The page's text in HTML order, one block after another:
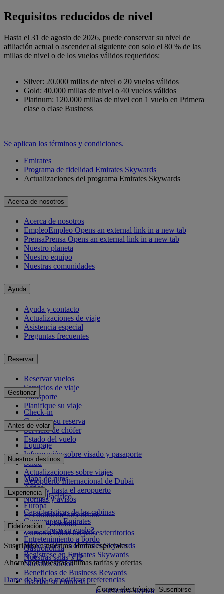
Requisitos reducidos de nivel
Hasta el 31 de agosto de 2026, puede conservar su nivel de
afiliación actual o ascender al siguiente con solo el 80 % de las
millas de nivel o de los vuelos válidos requeridos:
Silver: 20.000 millas de nivel o 20 vuelos válidos
Gold: 40.000 millas de nivel o 40 vuelos válidos
Platinum: 120.000 millas de nivel con 1 vuelo en Primera
clase o clase Business
Se aplican los términos y condiciones.
Emirates
Programa de fidelidad Emirates Skywards
Actualizaciones del programa Emirates Skywards
Acerca de nosotros
Acerca de nosotros
EmpleoEmpleo Opens an external link in a new tab
PrensaPrensa Opens an external link in a new tab
Nuestro planeta
Nuestro equipo
Nuestras comunidades
Ayuda
Ayuda y contacto
Actualizaciones de viaje
Asistencia especial
Preguntas frecuentes
Reservar
Reservar vuelos
Servicios de viaje
Transporte
Planifique su viaje
Gestionar
Check-in
Gestione su reserva
Servicio de chófer
Estado del vuelo
Antes de volar
Equipaje
Información sobre visado y pasaporte
Salud
Actualizaciones sobre viajes
Aeropuerto Internacional de Dubái
Desde y hasta el aeropuerto
Normas y avisos
Nuestros destinos
Mapa de rutas
África
Asia y Pacífico
Europa
El continente americano
Oriente Próximo
Vuelos a todos los países/territorios
Experiencia
Características de las cabinas
Comprar en Emirates
¿Qué ofrece su vuelo?
Entretenimiento a bordo
Gastronomía
Nuestras salas VIP
Fidelización
Inicie sesión en Emirates Skywards
Regístrese en Emirates Skywards
Nuestros socios
Beneficios de Business Rewards
Inscriba su empresa
Normativa del programa Emirates Skywards
Suscribirse a nuestras ofertas especiales
Ahorre con nuestras últimas tarifas y ofertas
Darse de baja o modificar preferencias
Correo electrónico Suscribirse